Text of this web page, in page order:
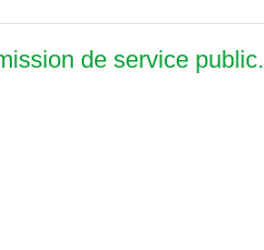
de service public.